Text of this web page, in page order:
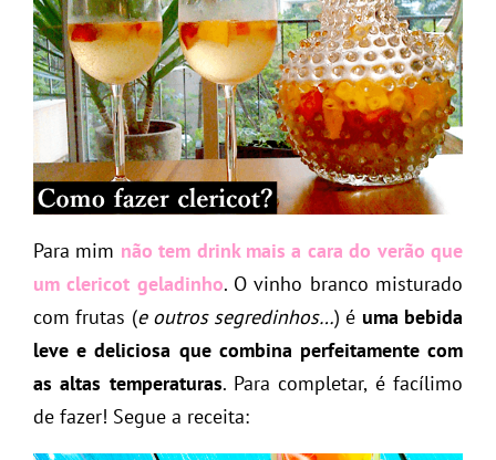
Para mim não tem drink mais a cara do verão que
um clericot geladinho. O vinho branco misturado
com frutas (e outros segredinhos…) é uma bebida
leve e deliciosa que combina perfeitamente com
as altas temperaturas. Para completar, é facílimo
de fazer! Segue a receita: